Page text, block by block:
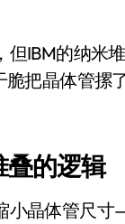
遇冷、高端梦碎
，比Model 3有
纸送徽章，就是
充电了！
脆把晶体管
叠的逻辑
小晶体管尺